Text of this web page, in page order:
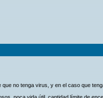
no tenga virus, y en el caso que